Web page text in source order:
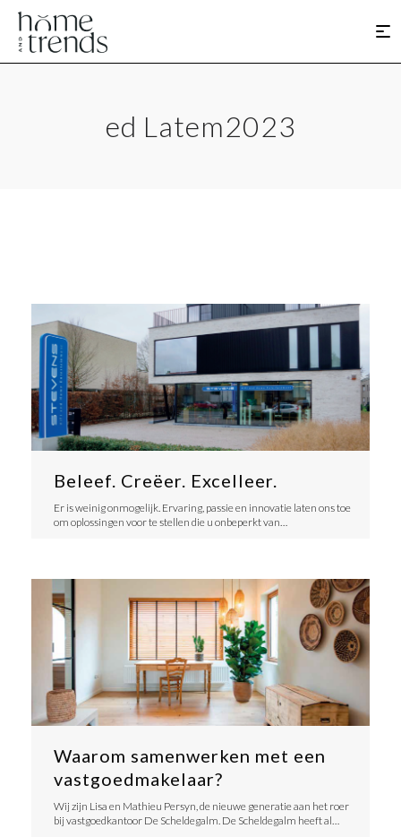
ed Latem2023
Beleef. Creëer. Excelleer.
Er is weinig onmogelijk. Ervaring, passie en innovatie laten ons toe
om oplossingen voor te stellen die u onbeperkt van…
Waarom samenwerken met een
vastgoedmakelaar?
Wij zijn Lisa en Mathieu Persyn, de nieuwe generatie aan het roer
bij vastgoedkantoor De Scheldegalm. De Scheldegalm heeft al…